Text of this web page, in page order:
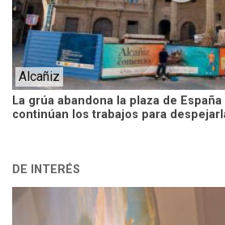
La grúa abandona la plaza de
continúan los trabajos para
Alcañiz
DE INTERÉS